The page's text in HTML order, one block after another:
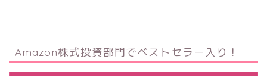
Amazon株式投資部門でベストセラー入り！